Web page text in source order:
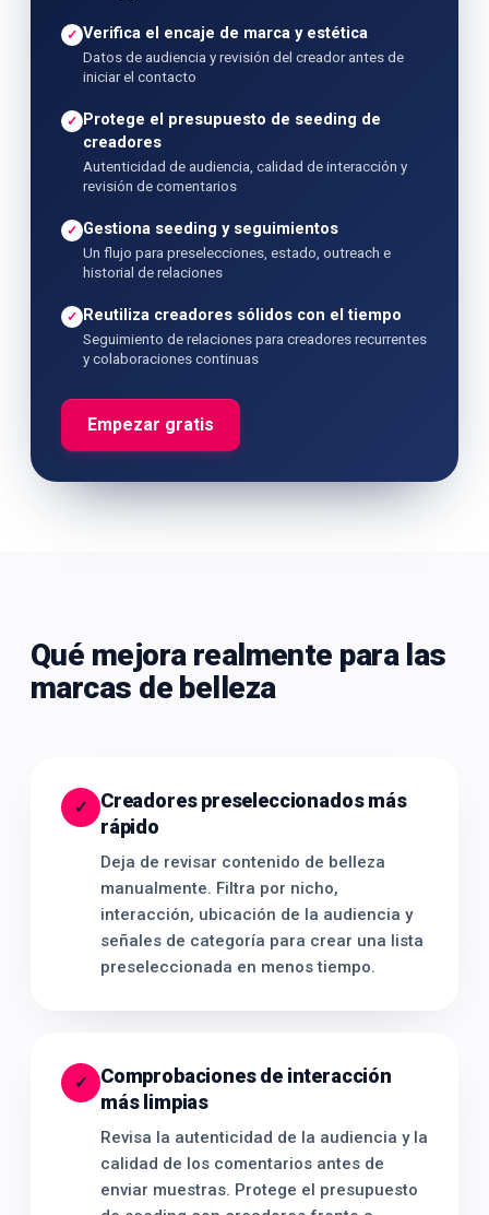
✓ Verifica el encaje de marca y estética
Datos de audiencia y revisión del creador antes de
iniciar el contacto
✓
Protege el presupuesto de seeding de
creadores
Autenticidad de audiencia, calidad de interacción y
revisión de comentarios
✓ Gestiona seeding y seguimientos
Un flujo para preselecciones, estado, outreach e
historial de relaciones
✓ Reutiliza creadores sólidos con el tiempo
Seguimiento de relaciones para creadores recurrentes
y colaboraciones continuas
Empezar gratis
Qué mejora realmente para las
marcas de belleza
✓
Creadores preseleccionados más
rápido
Deja de revisar contenido de belleza
manualmente. Filtra por nicho,
interacción, ubicación de la audiencia y
señales de categoría para crear una lista
preseleccionada en menos tiempo.
✓
Comprobaciones de interacción
más limpias
Revisa la autenticidad de la audiencia y la
calidad de los comentarios antes de
enviar muestras. Protege el presupuesto